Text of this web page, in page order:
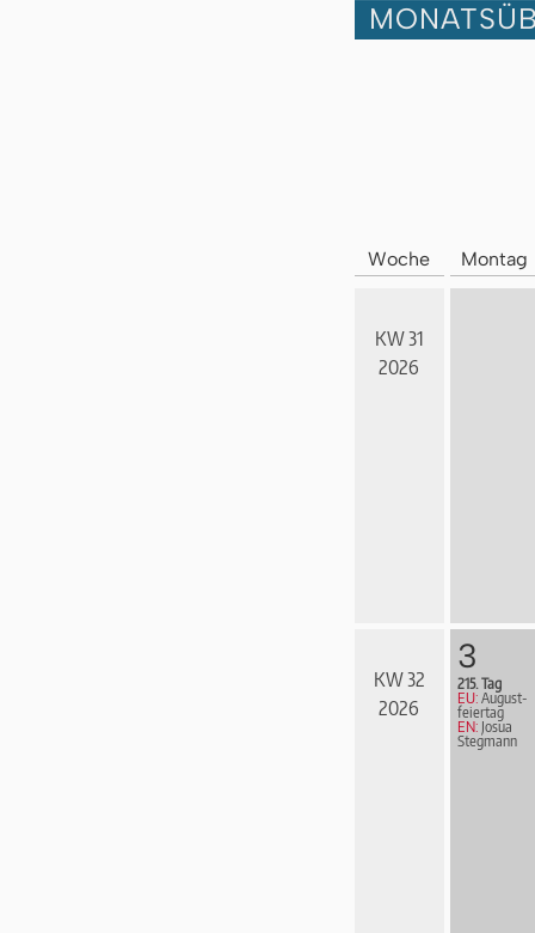
Woche Montag
KW 31
2026
KW 32
2026
3
215. Tag
EU: August­
fei­er­tag
EN: Josua
Stegmann